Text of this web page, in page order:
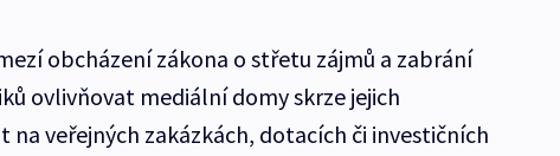
obcházení zákona o střetu zájmů a zabrání
ovlivňovat mediální domy skrze jejich
veřejných zakázkách, dotacích či investičních